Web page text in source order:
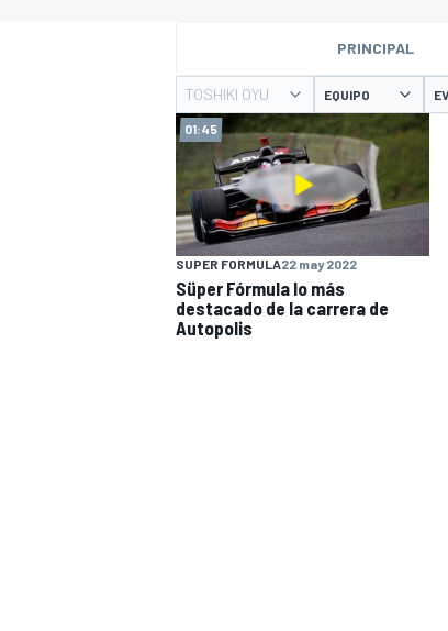
MOTOGP
PRINCIPAL
TOSHIKI OYU EQUIPO
01:45
SUPER FORMULA22 may 2022
Süper Fórmula lo más
destacado de la carrera de
Autopolis